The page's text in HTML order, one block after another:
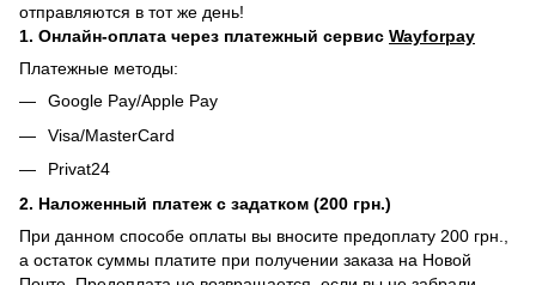
отправляются в тот же день!
1. Онлайн-оплата через платежный сервис Wayforpay
Платежные методы:
Google Pay/Apple Pay
Visa/MasterCard
Privat24
2. Наложенный платеж с задатком (200 грн.)
При данном способе оплаты вы вносите предоплату 200 грн.,
а остаток суммы платите при получении заказа на Новой